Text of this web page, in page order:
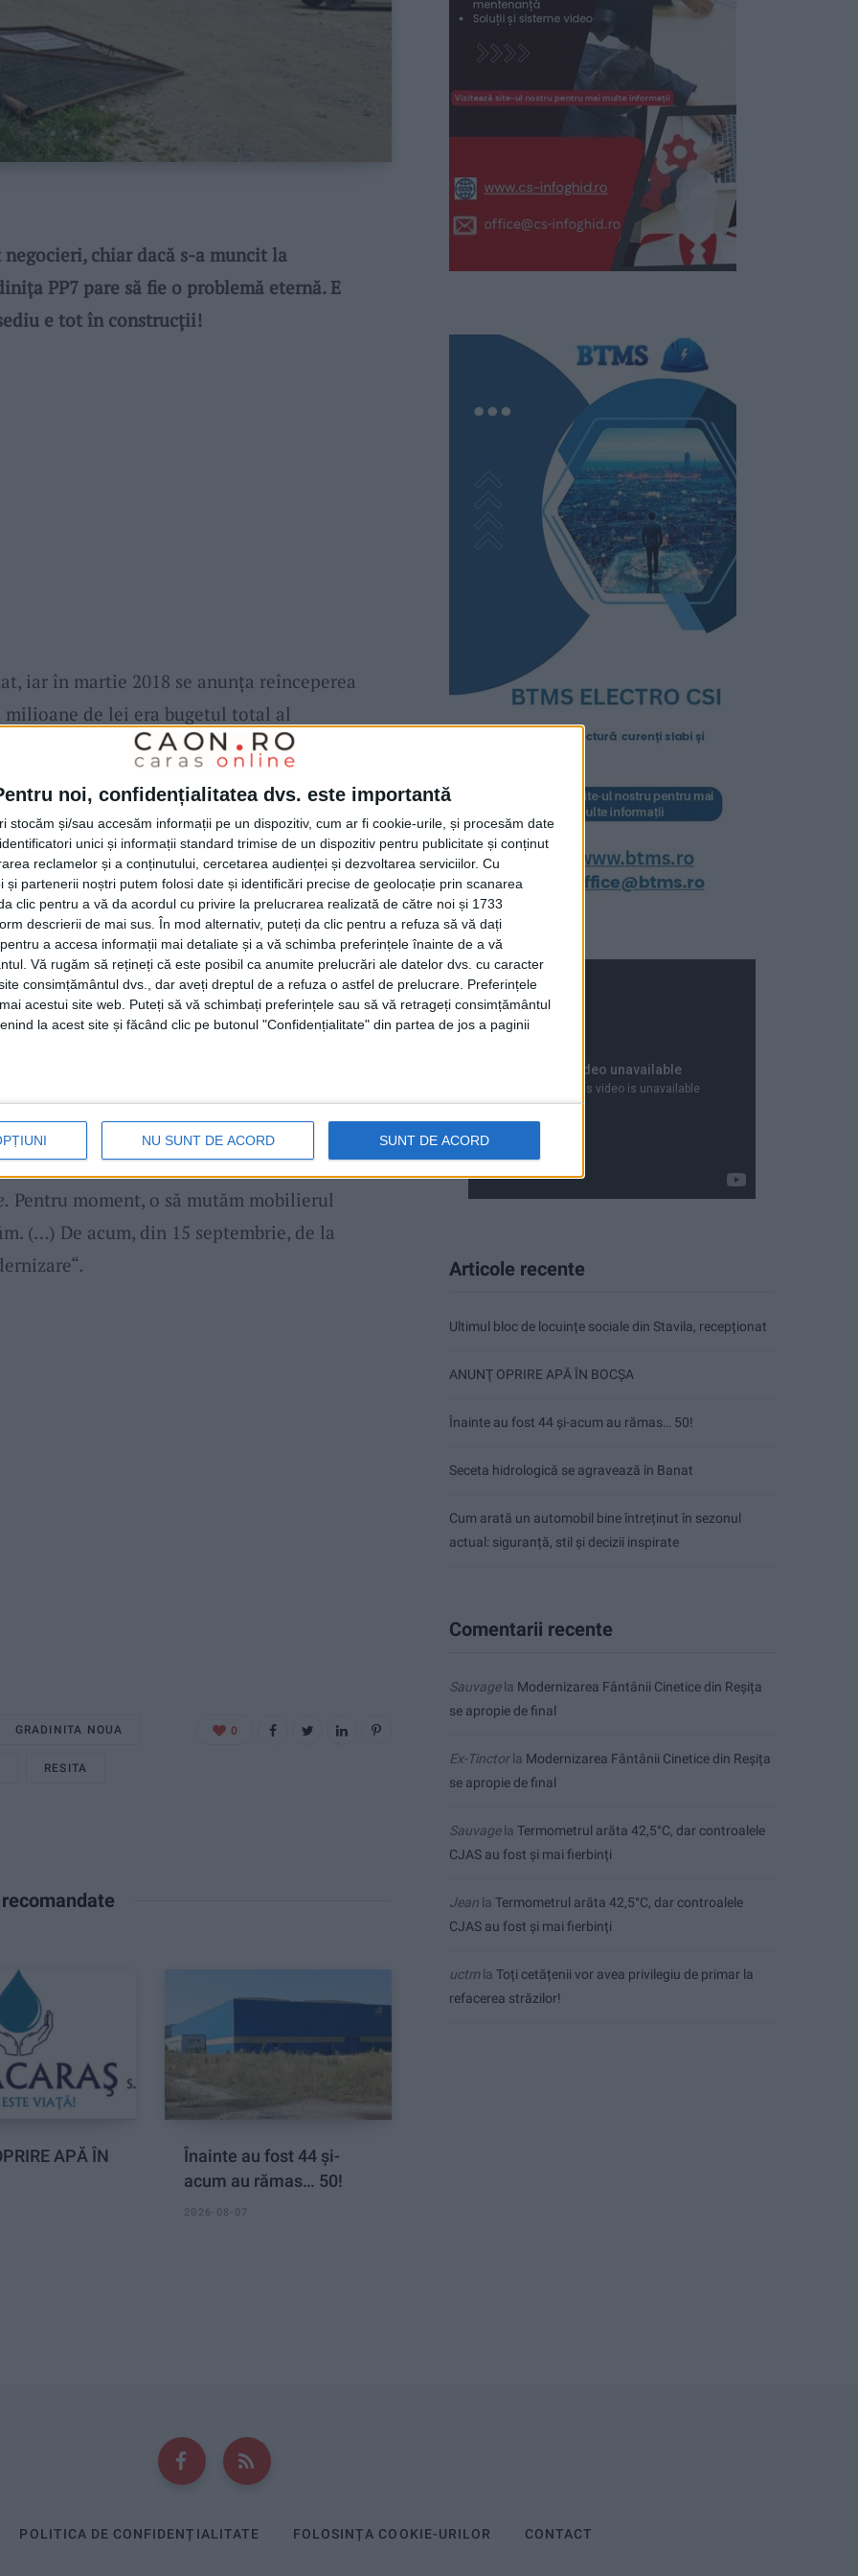
noi, confidențialitatea dvs. este importantă
stocăm și/sau accesăm informații pe un dispozitiv, cum ar fi cookie-urile, și procesăm date
unici și informații standard trimise de un dispozitiv pentru publicitate și conținut
reclamelor și a conținutului, cercetarea audienței și dezvoltarea serviciilor. Cu
și partenerii noștri putem folosi date și identificări precise de geolocație prin scanarea
clic pentru a vă da acordul cu privire la prelucrarea realizată de către noi și 1733
descrierii de mai sus. În mod alternativ, puteți da clic pentru a refuza să vă dați
a accesa informații mai detaliate și a vă schimba preferințele înainte de a vă
Vă rugăm să rețineți că este posibil ca anumite prelucrări ale datelor dvs. cu caracter
consimțământul dvs., dar aveți dreptul de a refuza o astfel de prelucrare. Preferințele
acestui site web. Puteți să vă schimbați preferințele sau să vă retrageți consimțământul
la acest site și făcând clic pe butonul "Confidențialitate" din partea de jos a paginii
NU SUNT DE ACORD SUNT DE ACORD
negocieri, chiar dacă s-a muncit la
PP7 pare să fie o problemă eternă. E
e tot în construcţii!
iar în martie 2018 se anunţa reînceperea
de lei era bugetul total al
10,1 o reprezenta alocarea din bugetul
pentru continuarea lucrărilor la
şi creşă din cartierul Moroasa
grădiniţasă-şi deschidă porţile şi să
depăşit şi se caută noi suplimentări.
dotările necesare.
va deschide, însă doar parţial, toamna
în care suntem închiriela UCMR
Ioan Popa, primarul municipiului Reşiţa.
câteva grupe din
o folosim ca Jolly Joker pentru o perioadă
ei. Este foarte mare, are peste
accesăm fonduri europene inclusiv
Pentru moment, o să mutăm mobilierul
(…) De acum, din 15 septembrie, de la
GRADINITA NOUA
RESITA
0
APĂ ÎN
Înainte au fost 44 și-
acum au rămas… 50!
2026-08-07
Articole recente
Ultimul bloc de locuințe sociale din Stavila, recepționat
ANUNŢ OPRIRE APĂ ÎN BOCȘA
Înainte au fost 44 și-acum au rămas… 50!
Seceta hidrologică se agravează în Banat
Cum arată un automobil bine întreținut în sezonul
actual: siguranță, stil și decizii inspirate
Comentarii recente
Sauvagela Modernizarea Fântânii Cinetice din Reșița
se apropie de final
Ex-Tinctorla Modernizarea Fântânii Cinetice din Reșița
se apropie de final
Sauvagela Termometrul arăta 42,5°C, dar controalele
CJAS au fost și mai fierbinți
Jean la Termometrul arăta 42,5°C, dar controalele
CJAS au fost și mai fierbinți
uctmla Toți cetățenii vor avea privilegiu de primar la
refacerea străzilor!
POLITICA DE CONFIDENȚIALITATE FOLOSINȚA COOKIE-URILOR CONTACT